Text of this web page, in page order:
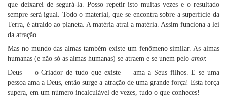
que deixarei de segurá-la. Posso repetir isto muitas vezes e o resultado
sempre será igual. Todo o material, que se encontra sobre a superfície da
Terra, é atraído ao planeta. A matéria atrai a matéria. Assim funciona a lei
da atração.
Mas no mundo das almas também existe um fenômeno similar. As almas
humanas (e não só as almas humanas) se atraem e se unem pelo amor.
Deus — o Criador de tudo que existe — ama a Seus filhos. E se uma
pessoa ama a Deus, então surge a atração de uma grande força! Esta força
supera, em um número incalculável de vezes, tudo o que conheces!